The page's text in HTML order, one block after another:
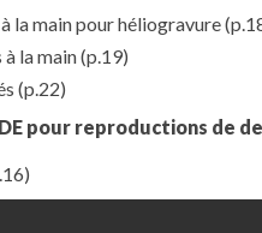
la main pour héliogravure
la main(p.19)
(p.22)
pour reproductions de